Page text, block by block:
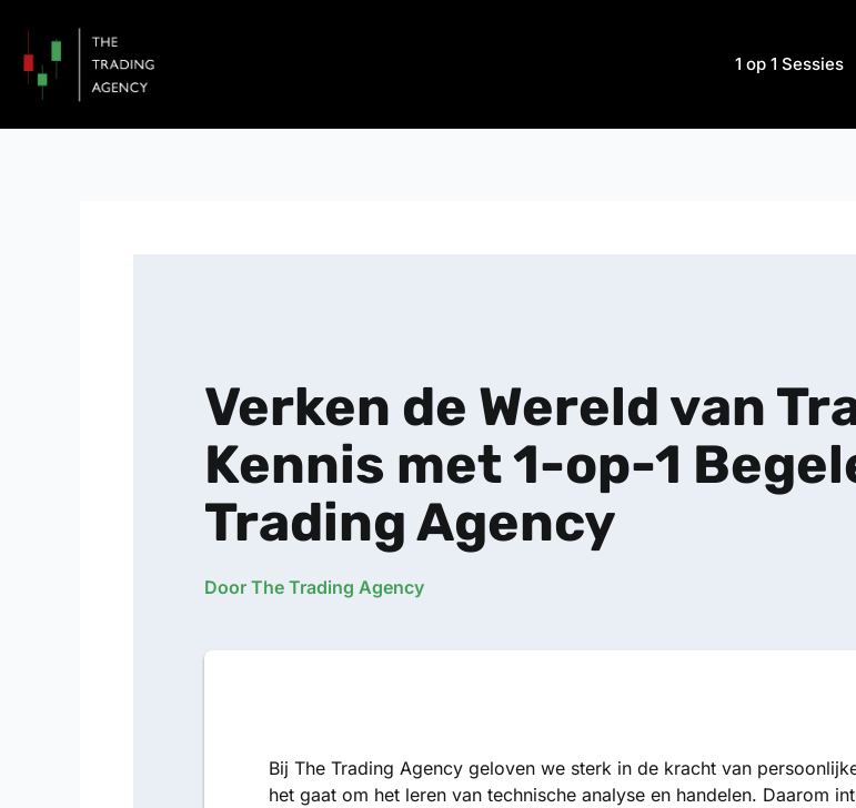
inhoud
1 op 1 Sessies
Verken de Wereld van
Kennis met 1-op-1
Trading Agency
Door The Trading Agency
Bij The Trading Agency geloven we sterk in de kracht van
het gaat om het leren van technische analyse en handelen. Daarom